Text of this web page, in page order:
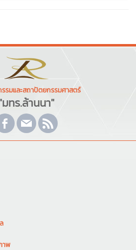
รมและสถาปัตยกรรมศาสตร์
ทร.ล้านนา"
าพ